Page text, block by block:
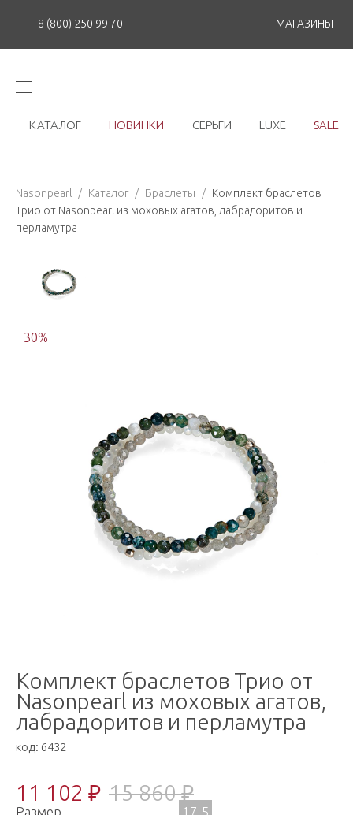
8 (800) 250 99 70 МАГАЗИНЫ
КАТАЛОГ НОВИНКИ СЕРЬГИ LUXE SALE
Nasonpearl / Каталог / Браслеты / Комплект браслетов
Трио от Nasonpearl из моховых агатов, лабрадоритов и
перламутра
30%
Комплект браслетов Трио от
Nasonpearl из моховых агатов,
лабрадоритов и перламутра
код: 6432
11 102 ₽ 15 860 ₽
Размер 17,5